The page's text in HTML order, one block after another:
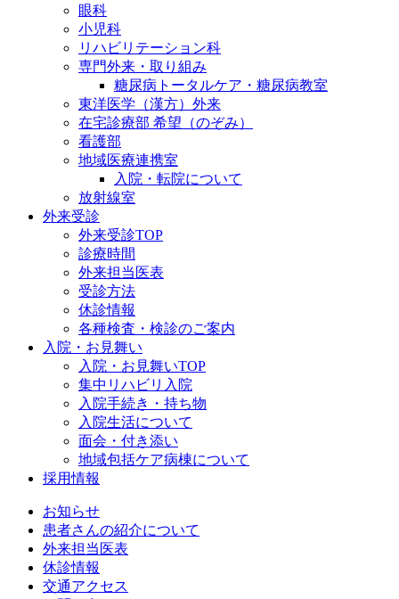
眼科
小児科
リハビリテーション科
専門外来・取り組み
糖尿病トータルケア・糖尿病教室
東洋医学（漢方）外来
在宅診療部 希望（のぞみ）
看護部
地域医療連携室
入院・転院について
放射線室
外来受診
外来受診TOP
診療時間
外来担当医表
受診方法
休診情報
各種検査・検診のご案内
入院・お見舞い
入院・お見舞いTOP
集中リハビリ入院
入院手続き・持ち物
入院生活について
面会・付き添い
地域包括ケア病棟について
採用情報
お知らせ
患者さんの紹介について
外来担当医表
休診情報
交通アクセス